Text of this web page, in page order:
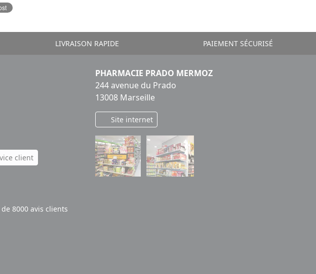
LIVRAISON RAPIDE PAIEMENT SÉCURISÉ
client
8000 avis clients
PHARMACIE PRADO MERMOZ
244 avenue du Prado
13008 Marseille
Site internet